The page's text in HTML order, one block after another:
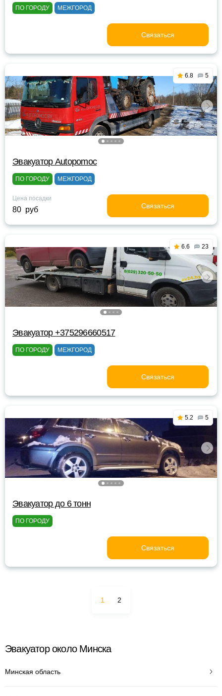
ПО ГОРОДУ МЕЖГОРОД
Связаться
6.8 5
Эвакуатор Autopomoc
ПО ГОРОДУ МЕЖГОРОД
Цена посадки
80 руб Связаться
6.6 23
Эвакуатор +375296660517
ПО ГОРОДУ МЕЖГОРОД
Связаться
5.2 5
Эвакуатор до 6 тонн
ПО ГОРОДУ
Связаться
1 2
Эвакуатор около Минска
Минская область